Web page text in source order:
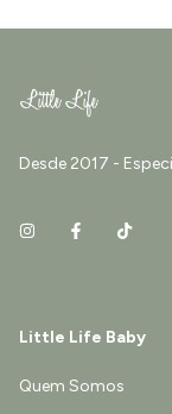
Desde 2017 -
Little Life Baby
Quem Somos